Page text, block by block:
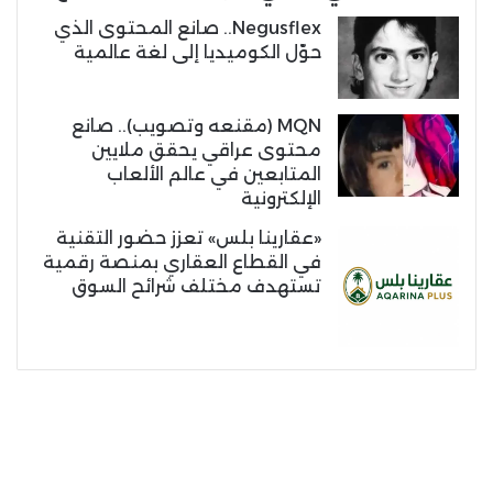
Negusflex.. صانع المحتوى الذي
حوّل الكوميديا إلى لغة عالمية
MQN (مقنعه وتصويب).. صانع
محتوى عراقي يحقق ملايين
المتابعين في عالم الألعاب
الإلكترونية
«عقارينا بلس» تعزز حضور التقنية
في القطاع العقاري بمنصة رقمية
تستهدف مختلف شرائح السوق